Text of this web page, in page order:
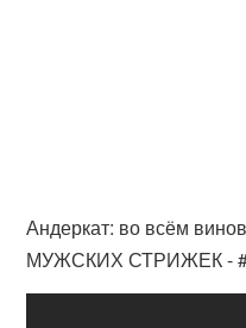
Андеркат: во всём
МУЖСКИХ СТРИЖЕК -